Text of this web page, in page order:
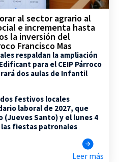
al sector agrario al
e incrementa hasta
la inversión del
Francisco Mas
respaldan la ampliación
para el CEIP Párroco
dos aulas de Infantil
festivos locales
laboral de 2027, que
(Jueves Santo) y el lunes 4
fiestas patronales
Leer más